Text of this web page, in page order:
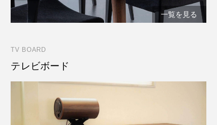
一覧を見る
TV BOARD
テレビボード